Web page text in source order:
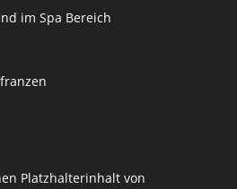
im Spa Bereich
Platzhalterinhalt von